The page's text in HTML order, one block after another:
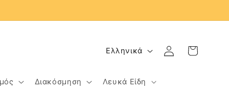
Διακόσμηση Λευκά Είδη
ώ
Ελληνικά Σύνδεση Καλάθι